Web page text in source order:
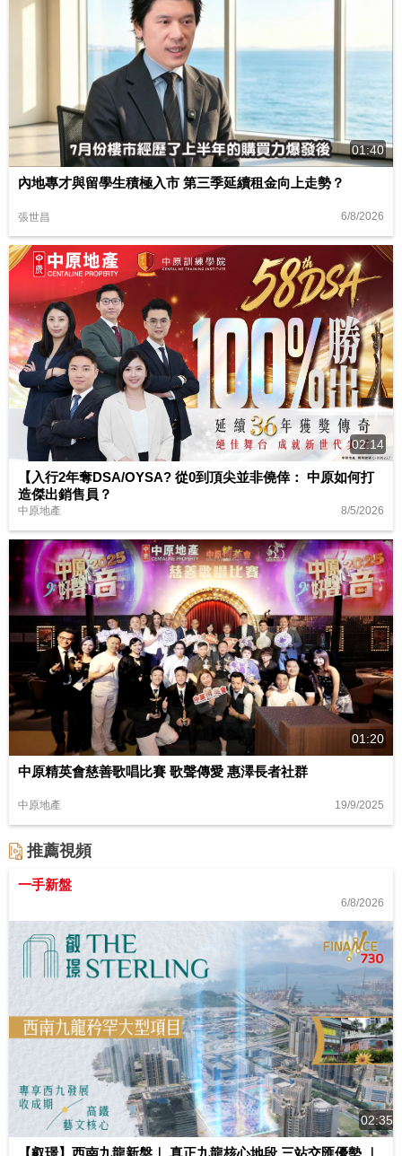
01:40
內地專才與留學生積極入市 第三季延續租金向上走勢？
張世昌 6/8/2026
02:14
【入行2年奪DSA/OYSA? 從0到頂尖並非僥倖： 中原如何打
造傑出銷售員？
中原地產 8/5/2026
01:20
中原精英會慈善歌唱比賽 歌聲傳愛 惠澤長者社群
中原地產 19/9/2025
推薦視頻
一手新盤
6/8/2026
02:35
【叡璟】西南九龍新盤｜ 真正九龍核心地段 三站交匯優勢 ｜